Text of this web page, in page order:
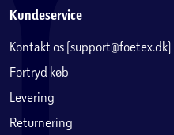
Kundeservice
Kontakt os (support@foetex.dk)
Fortryd køb
Levering
Returnering